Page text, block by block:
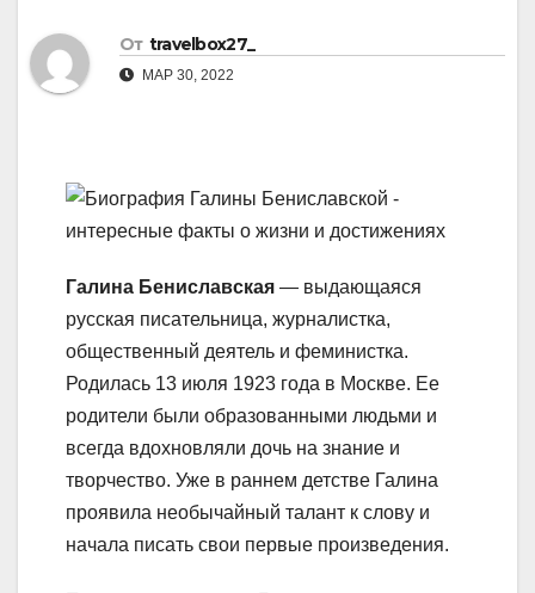
От travelbox27_
МАР 30, 2022
Галина Бениславская — выдающаяся
русская писательница, журналистка,
общественный деятель и феминистка.
Родилась 13 июля 1923 года в Москве. Ее
родители были образованными людьми и
всегда вдохновляли дочь на знание и
творчество. Уже в раннем детстве Галина
проявила необычайный талант к слову и
начала писать свои первые произведения.